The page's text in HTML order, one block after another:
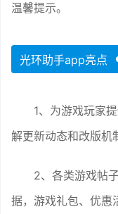
温馨提示。
光环助手app亮点
1、为游戏玩家
解更新动态和改版机
2、各类游戏帖
据，游戏礼包、优惠